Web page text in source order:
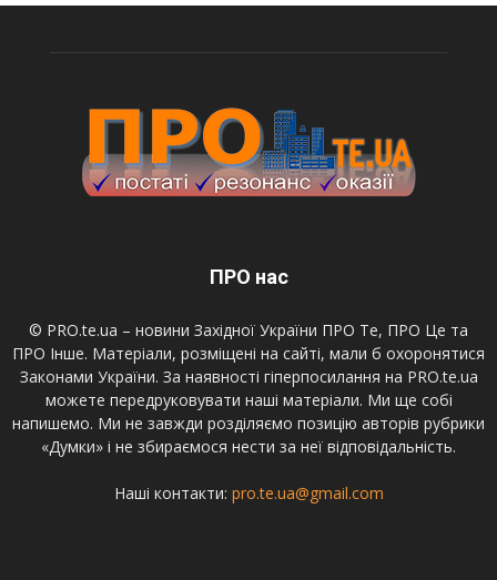
ПРО нас
© PRO.te.ua – новини Західної України ПРО Те, ПРО Це та
ПРО Інше. Матеріали, розміщені на сайті, мали б охоронятися
Законами України. За наявності гіперпосилання на PRO.te.ua
можете передруковувати наші матеріали. Ми ще собі
напишемо. Ми не завжди розділяємо позицію авторів рубрики
«Думки» і не збираємося нести за неї відповідальність.
Наші контакти: pro.te.ua@gmail.com